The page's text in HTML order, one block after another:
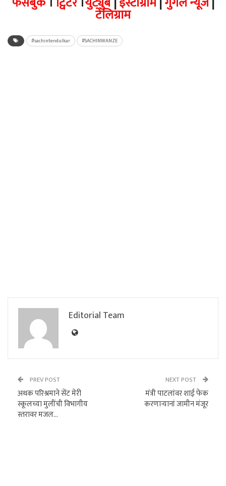
टेलिग्राम
#sachintendulkar #SACHINWANZE
Editorial Team
PREV POST
अथक परिश्रमाने सेंट मेरी
स्कूलच्या मुलींची विभागीय
स्तरावर मजल…
NEXT POST
मंत्री पाटलांवर शाई फेक
करणाऱ्यानां जामीन मंजूर